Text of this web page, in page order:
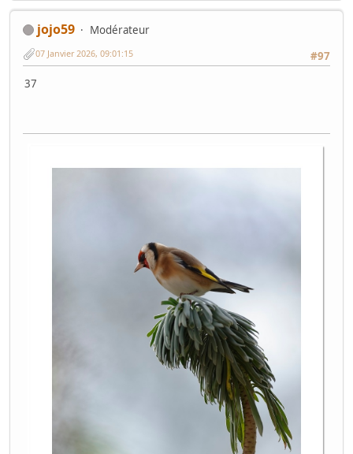
jojo59
Modérateur
#97
07 Janvier 2026, 09:01:15
37